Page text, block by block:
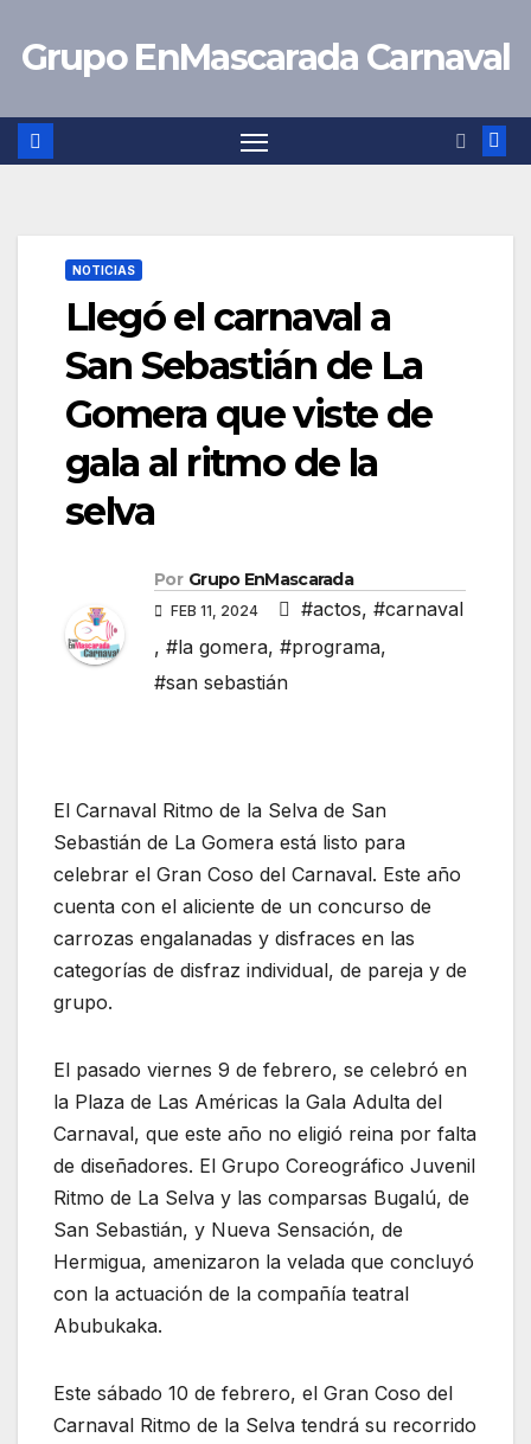
Grupo EnMascarada Carnaval
NOTICIAS
Llegó el carnaval a
San Sebastián de La
Gomera que viste de
gala al ritmo de la
selva
Por Grupo EnMascarada
FEB 11, 2024 #actos, #carnaval
, #la gomera, #programa,
#san sebastián
El Carnaval Ritmo de la Selva de San
Sebastián de La Gomera está listo para
celebrar el Gran Coso del Carnaval. Este año
cuenta con el aliciente de un concurso de
carrozas engalanadas y disfraces en las
categorías de disfraz individual, de pareja y de
grupo.
El pasado viernes 9 de febrero, se celebró en
la Plaza de Las Américas la Gala Adulta del
Carnaval, que este año no eligió reina por falta
de diseñadores. El Grupo Coreográfico Juvenil
Ritmo de La Selva y las comparsas Bugalú, de
San Sebastián, y Nueva Sensación, de
Hermigua, amenizaron la velada que concluyó
con la actuación de la compañía teatral
Abubukaka.
Este sábado 10 de febrero, el Gran Coso del
Carnaval Ritmo de la Selva tendrá su recorrido